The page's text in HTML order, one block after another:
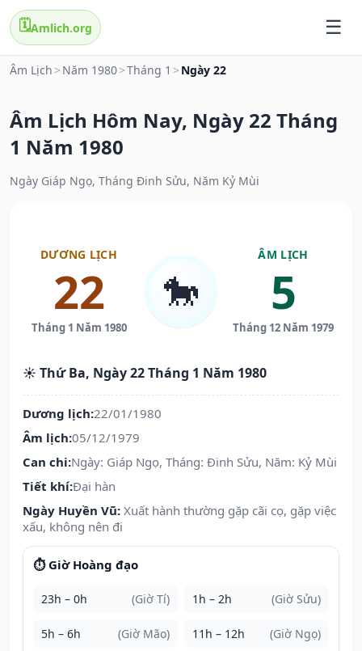
🗓️Amlich.org
Âm Lịch > Năm 1980>Tháng 1 > Ngày 22
Âm Lịch Hôm Nay, Ngày 22 Tháng
1 Năm 1980
Ngày Giáp Ngọ, Tháng Đinh Sửu, Năm Kỷ Mùi
DƯƠNG LỊCH
22
Tháng 1 Năm 1980
🐎
ÂM LỊCH
5
Tháng 12 Năm 1979
☀️ Thứ Ba, Ngày 22 Tháng 1 Năm 1980
Dương lịch:22/01/1980
Âm lịch:05/12/1979
Can chi:Ngày: Giáp Ngọ, Tháng: Đinh Sửu, Năm: Kỷ Mùi
Tiết khí:Đại hàn
Ngày Huyền Vũ: Xuất hành thường gặp cãi cọ, gặp việc
xấu, không nên đi
⏱️ Giờ Hoàng đạo
23h – 0h (Giờ Tí) 1h – 2h (Giờ Sửu)
5h – 6h (Giờ Mão) 11h – 12h (Giờ Ngọ)